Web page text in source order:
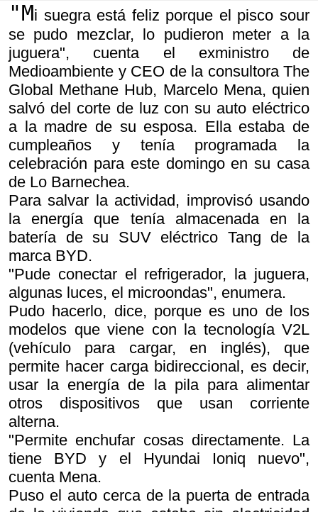
"Mi suegra está feliz porque el pisco sour
se pudo mezclar, lo pudieron meter a la
juguera", cuenta el exministro de
Medioambiente y CEO de la consultora The
Global Methane Hub, Marcelo Mena, quien
salvó del corte de luz con su auto eléctrico
a la madre de su esposa. Ella estaba de
cumpleaños y tenía programada la
celebración para este domingo en su casa
de Lo Barnechea.
Para salvar la actividad, improvisó usando
la energía que tenía almacenada en la
batería de su SUV eléctrico Tang de la
marca BYD.
"Pude conectar el refrigerador, la juguera,
algunas luces, el microondas", enumera.
Pudo hacerlo, dice, porque es uno de los
modelos que viene con la tecnología V2L
(vehículo para cargar, en inglés), que
permite hacer carga bidireccional, es decir,
usar la energía de la pila para alimentar
otros dispositivos que usan corriente
alterna.
"Permite enchufar cosas directamente. La
tiene BYD y el Hyundai Ioniq nuevo",
cuenta Mena.
Puso el auto cerca de la puerta de entrada